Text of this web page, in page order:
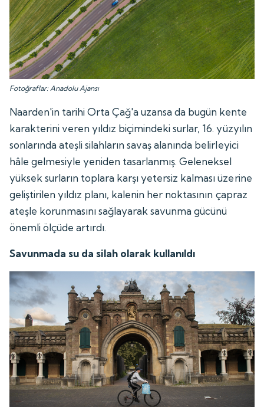
Fotoğraflar: Anadolu Ajansı
Naarden'in tarihi Orta Çağ'a uzansa da bugün kente
karakterini veren yıldız biçimindeki surlar, 16. yüzyılın
sonlarında ateşli silahların savaş alanında belirleyici
hâle gelmesiyle yeniden tasarlanmış. Geleneksel
yüksek surların toplara karşı yetersiz kalması üzerine
geliştirilen yıldız planı, kalenin her noktasının çapraz
ateşle korunmasını sağlayarak savunma gücünü
önemli ölçüde artırdı.
Savunmada su da silah olarak kullanıldı